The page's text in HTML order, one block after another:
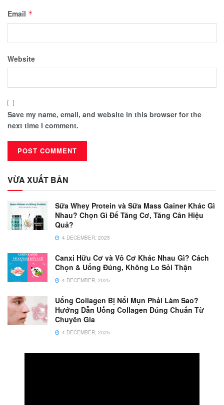
Email *
Website
Save my name, email, and website in this browser for the
next time I comment.
VỪA XUẤT BẢN
Sữa Whey Protein và Sữa Mass Gainer Khác Gì
Nhau? Chọn Gì Để Tăng Cơ, Tăng Cân Hiệu
Quả?
4 DECEMBER, 2025
Canxi Hữu Cơ và Vô Cơ Khác Nhau Gì? Cách
Chọn & Uống Đúng, Không Lo Sỏi Thận
4 DECEMBER, 2025
Uống Collagen Bị Nổi Mụn Phải Làm Sao?
Hướng Dẫn Uống Collagen Đúng Chuẩn Từ
Chuyên Gia
4 DECEMBER, 2025